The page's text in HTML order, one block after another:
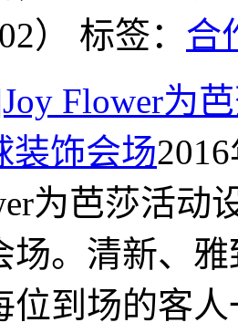
） 标签： 合
Flower为
装饰会场
为芭莎活动
场。清新、
位到场的客